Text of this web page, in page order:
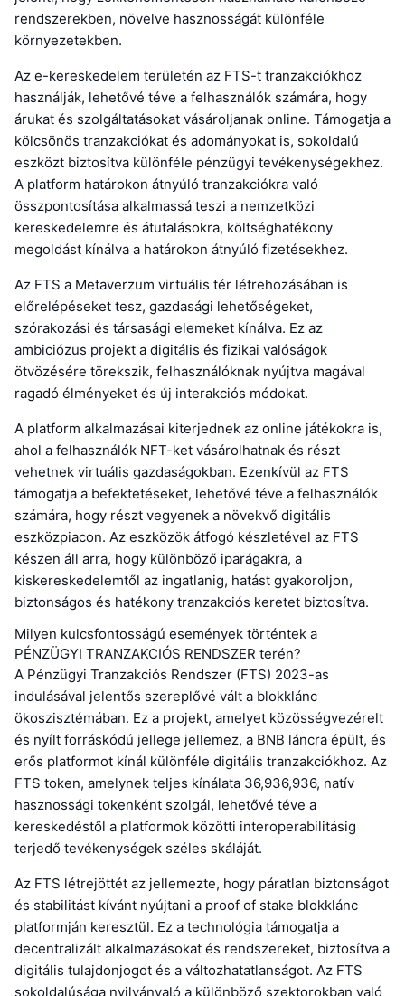
rendszerekben, növelve hasznosságát különféle
környezetekben.
Az e-kereskedelem területén az FTS-t tranzakciókhoz
használják, lehetővé téve a felhasználók számára, hogy
árukat és szolgáltatásokat vásároljanak online. Támogatja a
kölcsönös tranzakciókat és adományokat is, sokoldalú
eszközt biztosítva különféle pénzügyi tevékenységekhez.
A platform határokon átnyúló tranzakciókra való
összpontosítása alkalmassá teszi a nemzetközi
kereskedelemre és átutalásokra, költséghatékony
megoldást kínálva a határokon átnyúló fizetésekhez.
Az FTS a Metaverzum virtuális tér létrehozásában is
előrelépéseket tesz, gazdasági lehetőségeket,
szórakozási és társasági elemeket kínálva. Ez az
ambiciózus projekt a digitális és fizikai valóságok
ötvözésére törekszik, felhasználóknak nyújtva magával
ragadó élményeket és új interakciós módokat.
A platform alkalmazásai kiterjednek az online játékokra is,
ahol a felhasználók NFT-ket vásárolhatnak és részt
vehetnek virtuális gazdaságokban. Ezenkívül az FTS
támogatja a befektetéseket, lehetővé téve a felhasználók
számára, hogy részt vegyenek a növekvő digitális
eszközpiacon. Az eszközök átfogó készletével az FTS
készen áll arra, hogy különböző iparágakra, a
kiskereskedelemtől az ingatlanig, hatást gyakoroljon,
biztonságos és hatékony tranzakciós keretet biztosítva.
Milyen kulcsfontosságú események történtek a
PÉNZÜGYI TRANZAKCIÓS RENDSZER terén?
A Pénzügyi Tranzakciós Rendszer (FTS) 2023-as
indulásával jelentős szereplővé vált a blokklánc
ökoszisztémában. Ez a projekt, amelyet közösségvezérelt
és nyílt forráskódú jellege jellemez, a BNB láncra épült, és
erős platformot kínál különféle digitális tranzakciókhoz. Az
FTS token, amelynek teljes kínálata 36,936,936, natív
hasznossági tokenként szolgál, lehetővé téve a
kereskedéstől a platformok közötti interoperabilitásig
terjedő tevékenységek széles skáláját.
Az FTS létrejöttét az jellemezte, hogy páratlan biztonságot
és stabilitást kívánt nyújtani a proof of stake blokklánc
platformján keresztül. Ez a technológia támogatja a
decentralizált alkalmazásokat és rendszereket, biztosítva a
digitális tulajdonjogot és a változhatatlanságot. Az FTS
sokoldalúsága nyilvánvaló a különböző szektorokban való